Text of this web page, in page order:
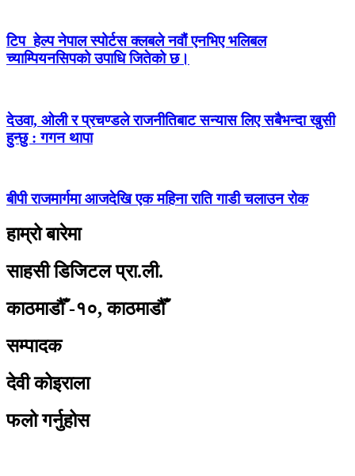
टिप हेल्प नेपाल स्पोर्टस क्लबले नवौं एनभिए भलिबल
च्याम्पियनसिपको उपाधि जितेको छ।
देउवा, ओली र प्रचण्डले राजनीतिबाट सन्यास लिए सबैभन्दा खुसी
हुन्छु : गगन थापा
बीपी राजमार्गमा आजदेखि एक महिना राति गाडी चलाउन रोक
हाम्रो बारेमा
साहसी डिजिटल प्रा.ली.
काठमाडौँ -१०, काठमाडौँ
सम्पादक
देवी कोइराला
फलो गर्नुहोस